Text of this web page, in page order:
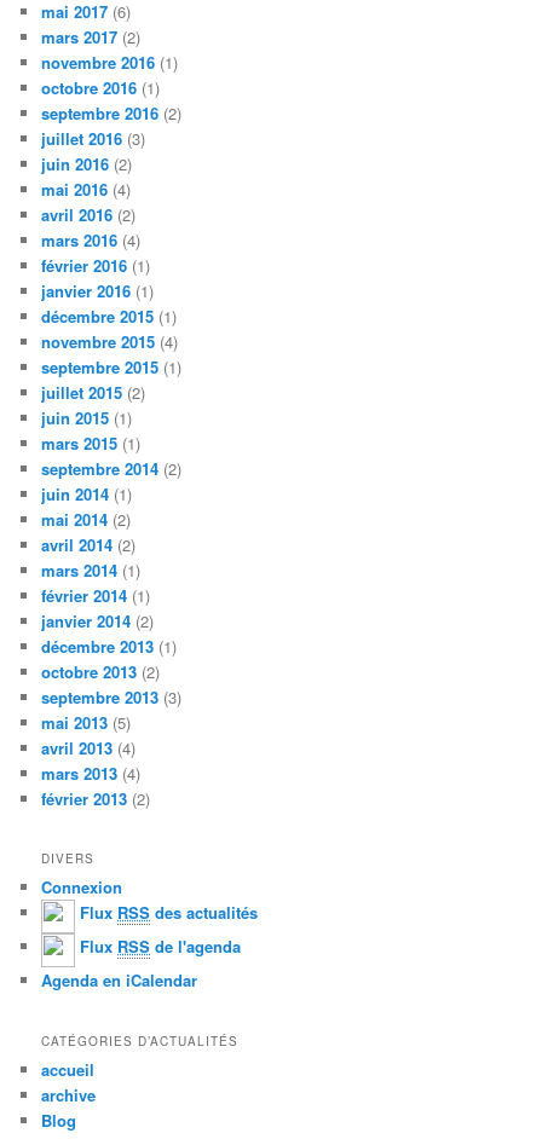
mai 2017 (6)
mars 2017 (2)
novembre 2016 (1)
octobre 2016 (1)
septembre 2016 (2)
juillet 2016 (3)
juin 2016 (2)
mai 2016 (4)
avril 2016 (2)
mars 2016 (4)
février 2016 (1)
janvier 2016 (1)
décembre 2015 (1)
novembre 2015 (4)
septembre 2015 (1)
juillet 2015 (2)
juin 2015 (1)
mars 2015 (1)
septembre 2014 (2)
juin 2014 (1)
mai 2014 (2)
avril 2014 (2)
mars 2014 (1)
février 2014 (1)
janvier 2014 (2)
décembre 2013 (1)
octobre 2013 (2)
septembre 2013 (3)
mai 2013 (5)
avril 2013 (4)
mars 2013 (4)
février 2013 (2)
DIVERS
Connexion
Flux RSS des actualités
Flux RSS de l'agenda
Agenda en iCalendar
CATÉGORIES D’ACTUALITÉS
accueil
archive
Blog